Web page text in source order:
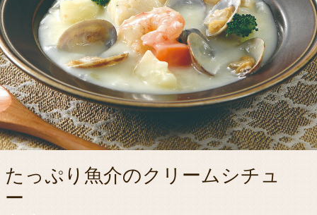
たっぷり魚介のクリームシチュ
ー